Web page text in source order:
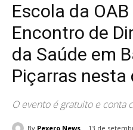
Escola da
Encontro de
da Saúde em
Piçarras nesta
O evento é gratuito e conta
By Pexero News 13 de